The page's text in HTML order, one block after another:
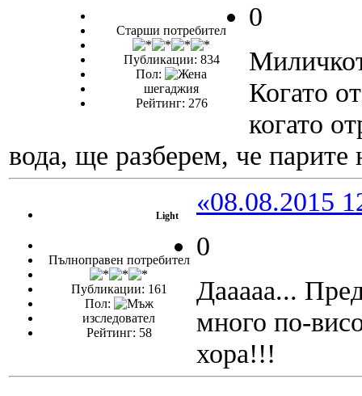
Старши потребител
Публикации: 834
Пол:
шегаджия
Рейтинг: 276
0
Когато
когато
вода, ще разберем, че парите
Light
Пълноправен потребител
Публикации: 161
Пол:
изследовател
Рейтинг: 58
«08.08.2015
0
Дааааа...
много по-
хора!!!